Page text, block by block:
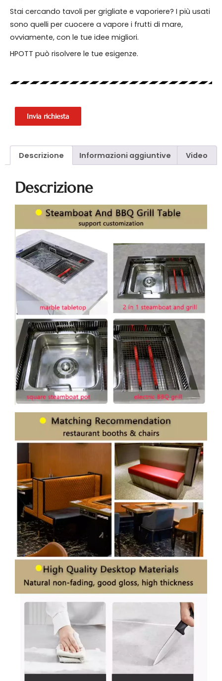
Stai cercando tavoli per grigliate e vaporiere? I più usati
sono quelli per cuocere a vapore i frutti di mare,
ovviamente, con le tue idee migliori.
HPOTT può risolvere le tue esigenze.
Invia richiesta
Descrizione Informazioni aggiuntive Video
Descrizione